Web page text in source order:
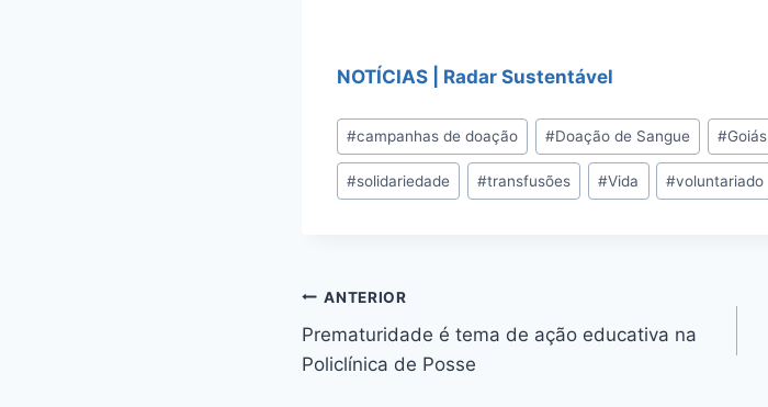
NOTÍCIAS | Radar Sustentável
#campanhas de doação #Doação de Sangue #Goiás
#solidariedade #transfusões #Vida #voluntariado
ANTERIOR
Prematuridade é tema de ação educativa na
Policlínica de Posse